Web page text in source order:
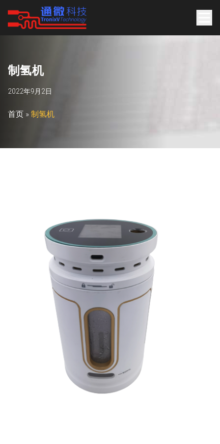
制氢机
2022年9月2日
首页 » 制氢机